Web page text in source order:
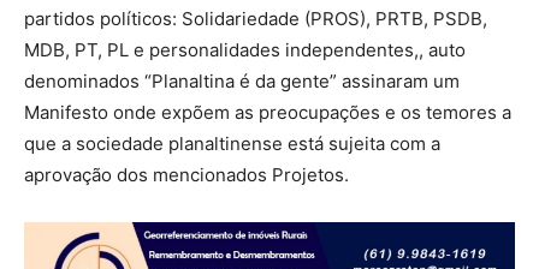
partidos políticos: Solidariedade (PROS), PRTB, PSDB,
MDB, PT, PL e personalidades independentes,, auto
denominados “Planaltina é da gente” assinaram um
Manifesto onde expõem as preocupações e os temores a
que a sociedade planaltinense está sujeita com a
aprovação dos mencionados Projetos.